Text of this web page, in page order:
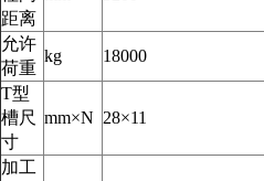
距离
允许
荷重
kg 18000
T型
槽尺
寸
mm×N 28×11
加工